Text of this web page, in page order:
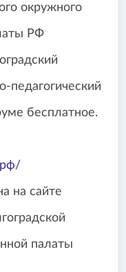
окружного
РФ
педагогический
бесплатное.
на сайте
палаты